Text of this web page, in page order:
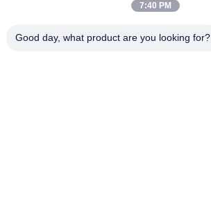
7:40 PM
Good day, what product are you looking for?